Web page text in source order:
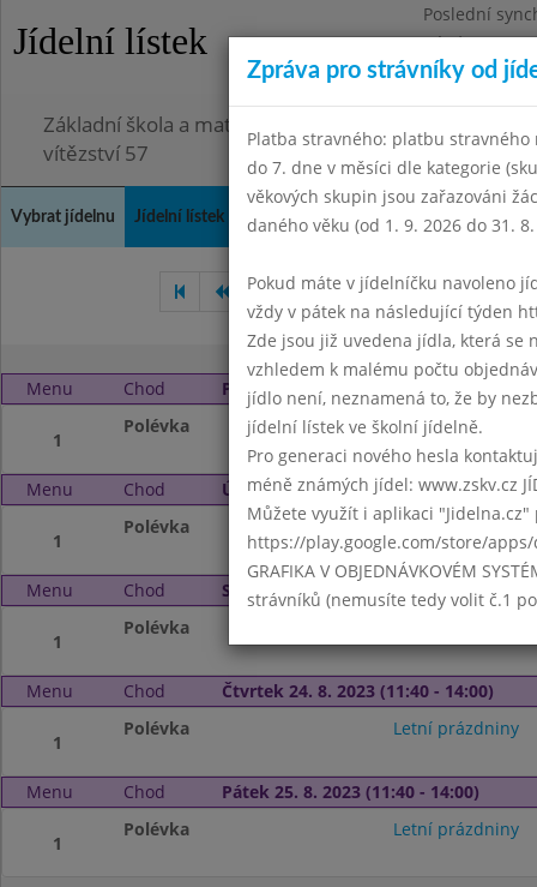
Jídelní lístek
Poslední
Pátek
Omezení
Základní škola a mateřská škola Chodov, Praha 4,
vítězství 57
Vybrat jídelnu Jídelní lístek Historie Kontakty a informace
Červen 2023 Červenec
Menu Chod Pondělí 21. 8. 2023 (11:40 - 14:00)
1
Polévka Letní prázdniny
Menu Chod Úterý 22. 8. 2023 (11:40 - 14:00)
1
Polévka Letní prázdniny
Menu Chod Středa 23. 8. 2023 (11:40 - 14:00)
1
Polévka
Menu Chod Čtvrtek 24. 8. 2023 (11:40 - 14:00)
1
Polévka Letní prázdniny
Menu Chod Pátek 25. 8. 2023 (11:40 - 14:00)
1
Polévka Letní prázdniny
Zpráva pro strávníky od
Platba stravného: platbu stravného
do 7. dne v měsíci dle kategorie
věkových skupin jsou zařazováni
daného věku (od 1. 9. 2026 do 31.
Pokud máte v jídelníčku navoleno
vždy v pátek na následující týden
Zde jsou již uvedena jídla, která se
vzhledem k malému počtu
jídlo není, neznamená to, že by
jídelní lístek ve školní jídelně.
Pro generaci nového hesla
méně známých jídel: www.zskv.cz
Můžete využít i aplikaci
https://play.google.com/store/
GRAFIKA V OBJEDNÁVKOVÉM
strávníků (nemusíte tedy volit č.1